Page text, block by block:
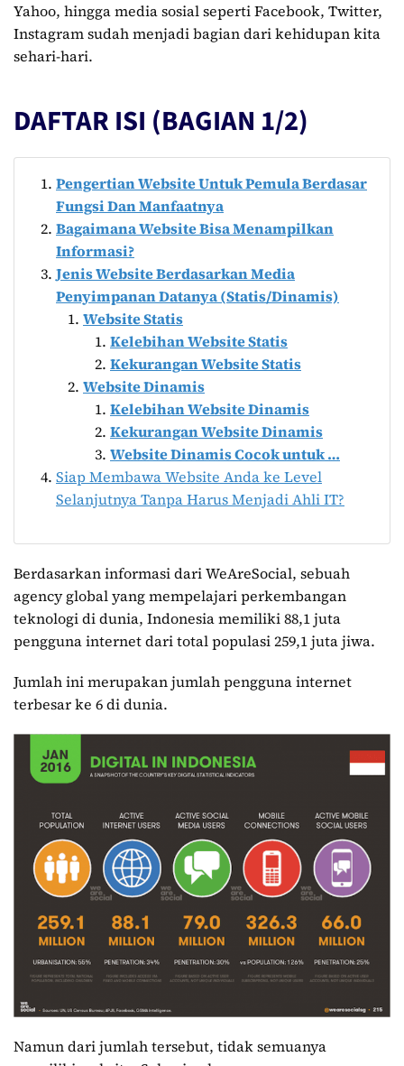
Yahoo, hingga media sosial seperti Facebook, Twitter,
Instagram sudah menjadi bagian dari kehidupan kita
sehari-hari.
DAFTAR ISI (BAGIAN 1/2)
Pengertian Website Untuk Pemula Berdasar
Fungsi Dan Manfaatnya
Bagaimana Website Bisa Menampilkan
Informasi?
Jenis Website Berdasarkan Media
Penyimpanan Datanya (Statis/Dinamis)
Website Statis
Kelebihan Website Statis
Kekurangan Website Statis
Website Dinamis
Kelebihan Website Dinamis
Kekurangan Website Dinamis
Website Dinamis Cocok untuk …
Siap Membawa Website Anda ke Level
Selanjutnya Tanpa Harus Menjadi Ahli IT?
Berdasarkan informasi dari WeAreSocial, sebuah
agency global yang mempelajari perkembangan
teknologi di dunia, Indonesia memiliki 88,1 juta
pengguna internet dari total populasi 259,1 juta jiwa.
Jumlah ini merupakan jumlah pengguna internet
terbesar ke 6 di dunia.
Namun dari jumlah tersebut, tidak semuanya